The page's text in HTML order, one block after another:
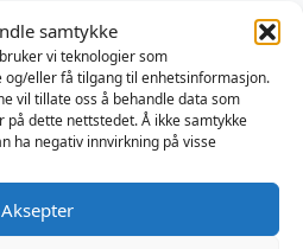
samtykke
vi teknologier som
eller få tilgang til enhetsinformasjon.
vil tillate oss å behandle data som
dette nettstedet. Å ikke samtykke
ha negativ innvirkning på visse
Aksepter
Sensorisk